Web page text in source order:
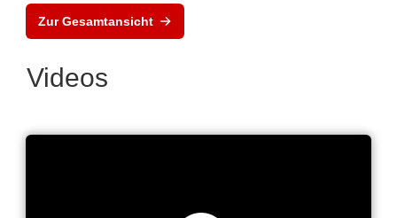
Zur Gesamtansicht
Videos